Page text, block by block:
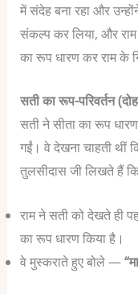
में संदेह बना रहा और
संकल्प कर लिया, और राम
का रूप धारण कर राम के
सती का रूप-परिवर्तन
सती ने सीता का रूप
गईं। वे देखना चाहती थीं
तुलसीदास जी लिखते हैं
राम ने सती को देखते ही
का रूप धारण किया है।
वे मुस्कराते हुए बोले —